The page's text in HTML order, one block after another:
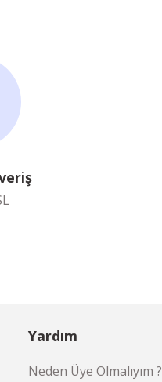
Yardım
Neden Üye Olmalıyım ?